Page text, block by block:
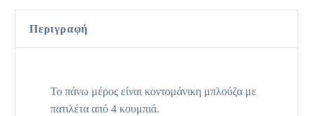
Περιγραφή
Το πάνω μέρος είναι κοντομάνικη μπλούζα με
πατιλέτα από 4 κουμπιά.